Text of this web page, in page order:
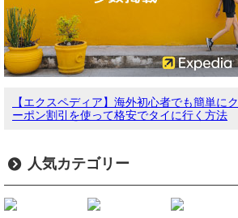
【エクスペディア】海外初心者でも簡単にク
ーポン割引を使って格安でタイに行く方法
人気カテゴリー